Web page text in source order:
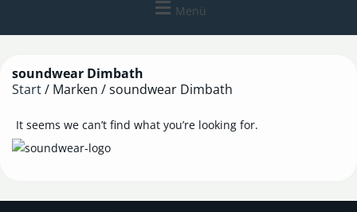
Menü
soundwear Dimbath
Start/ Marken / soundwear Dimbath
It seems we can’t find what you’re looking for.